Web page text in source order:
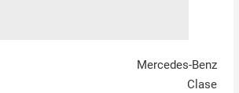
Mercedes-Benz
Clase